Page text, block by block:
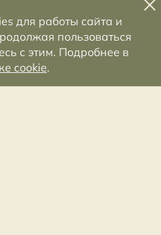
для работы сайта и
пользоваться
с этим. Подробнее в
cookie.